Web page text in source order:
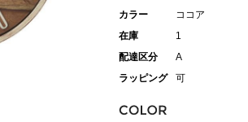
カラー
ココア
在庫
1
配達区分
A
ラッピング
可